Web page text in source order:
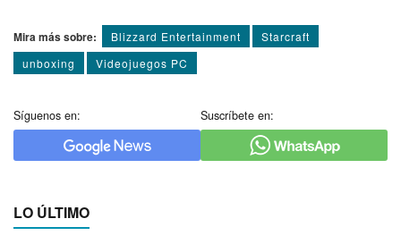
Mira más sobre: Blizzard Entertainment
Starcraft
unboxing
Videojuegos PC
Síguenos en: Suscríbete en:
LO ÚLTIMO